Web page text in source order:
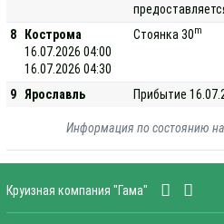
8
Кострома
16.07.2026 04:00
16.07.2026 04:30
Стоянка 30m
9 Ярославль Прибытие
Информация по состоянию
Круизная компания "Гама"